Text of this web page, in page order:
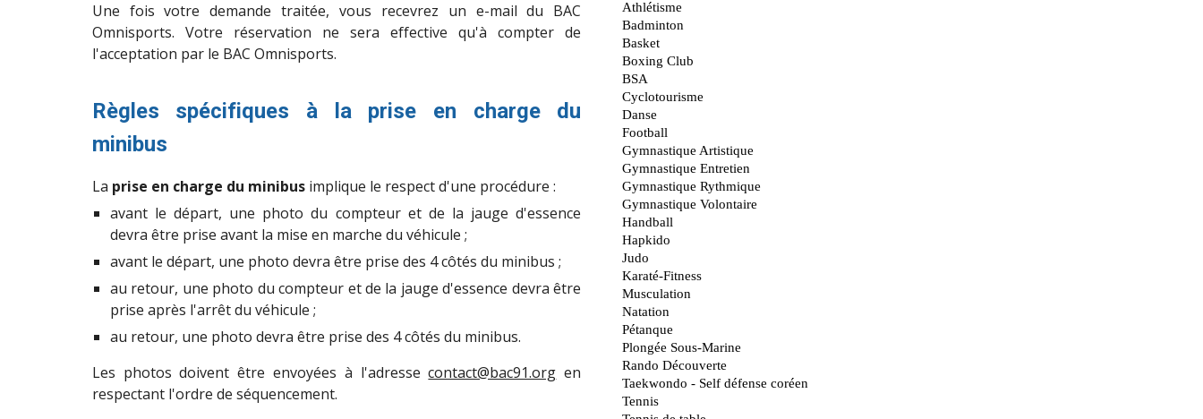
Une fois votre demande traitée, vous recevrez un e-mail du BAC
Omnisports. Votre réservation ne sera effective qu'à compter de
l'acceptation par le BAC Omnisports.
Règles spécifiques à la prise en charge du
minibus
La prise en charge du minibusimplique le respect d'une procédure :
avant le départ, une photo du compteur et de la jauge d'essence
devra être prise avant la mise en marche du véhicule ;
avant le départ, une photo devra être prise des 4 côtés du minibus ;
au retour, une photo du compteur et de la jauge d'essence devra être
prise après l'arrêt du véhicule ;
au retour, une photo devra être prise des 4 côtés du minibus.
Les photos doivent être envoyées à l'adressecontact@bac91.org en
respectant l'ordre de séquencement.